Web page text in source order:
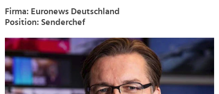
Firma: Euronews Deutschland
Position: Senderchef
>